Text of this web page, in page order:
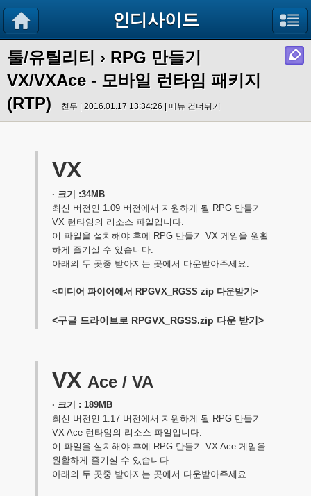
인디사이드
툴/유틸리티 › RPG 만들기
VX/VXAce - 모바일 런타임 패키지
(RTP)
천무 | 2016.01.17 13:34:26 | 메뉴 건너뛰기
VX
· 크기 :34MB
최신 버전인 1.09 버전에서 지원하게 될 RPG 만들기
VX 런타임의 리소스 파일입니다.
이 파일을 설치해야 후에 RPG 만들기 VX 게임을 원활
하게 즐기실 수 있습니다.
아래의 두 곳중 받아지는 곳에서 다운받아주세요.
<미디어 파이어에서 RPGVX_RGSS zip 다운받기>
<구글 드라이브로 RPGVX_RGSS.zip 다운 받기>
VX Ace / VA
· 크기 : 189MB
최신 버전인 1.17 버전에서 지원하게 될 RPG 만들기
VX Ace 런타임의 리소스 파일입니다.
이 파일을 설치해야 후에 RPG 만들기 VX Ace 게임을
원활하게 즐기실 수 있습니다.
아래의 두 곳중 받아지는 곳에서 다운받아주세요.